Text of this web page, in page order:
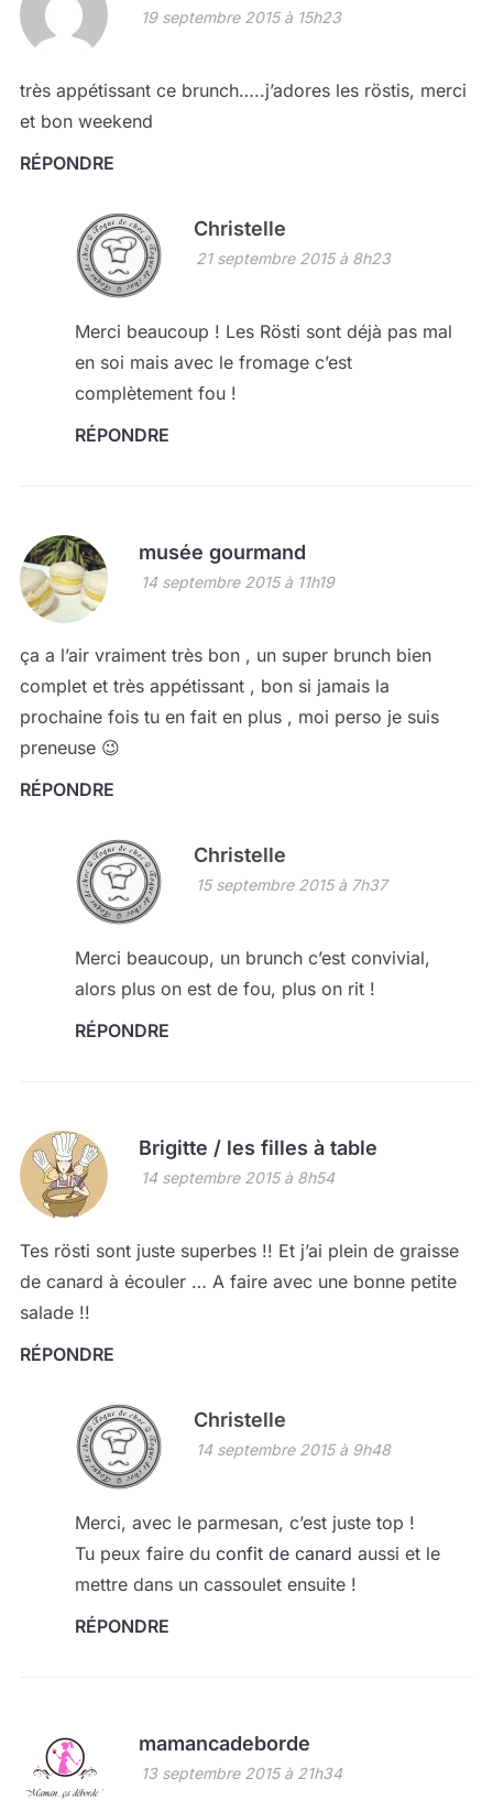
19 septembre 2015 à 15h23
très appétissant ce brunch…..j’adores les röstis, merci
et bon weekend
RÉPONDRE
Christelle
21 septembre 2015 à 8h23
Merci beaucoup ! Les Rösti sont déjà pas mal
en soi mais avec le fromage c’est
complètement fou !
RÉPONDRE
musée gourmand
14 septembre 2015 à 11h19
ça a l’air vraiment très bon , un super brunch bien
complet et très appétissant , bon si jamais la
prochaine fois tu en fait en plus , moi perso je suis
preneuse 😉
RÉPONDRE
Christelle
15 septembre 2015 à 7h37
Merci beaucoup, un brunch c’est convivial,
alors plus on est de fou, plus on rit !
RÉPONDRE
Brigitte / les filles à table
14 septembre 2015 à 8h54
Tes rösti sont juste superbes !! Et j’ai plein de graisse
de canard à écouler … A faire avec une bonne petite
salade !!
RÉPONDRE
Christelle
14 septembre 2015 à 9h48
Merci, avec le parmesan, c’est juste top !
Tu peux faire du confit de canard aussi et le
mettre dans un cassoulet ensuite !
RÉPONDRE
mamancadeborde
13 septembre 2015 à 21h34